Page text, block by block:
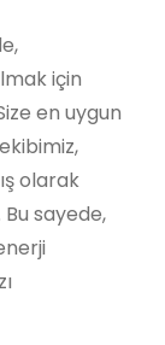
için
en uygun
olarak
sayede,